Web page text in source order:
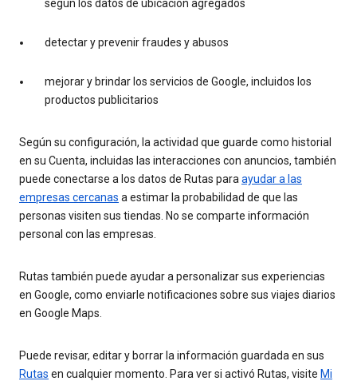
según los datos de ubicación agregados
detectar y prevenir fraudes y abusos
mejorar y brindar los servicios de Google, incluidos los
productos publicitarios
Según su configuración, la actividad que guarde como historial
en su Cuenta, incluidas las interacciones con anuncios, también
puede conectarse a los datos de Rutas paraayudar a las
empresas cercanas a estimar la probabilidad de que las
personas visiten sus tiendas. No se comparte información
personal con las empresas.
Rutas también puede ayudar a personalizar sus experiencias
en Google, como enviarle notificaciones sobre sus viajes diarios
en Google Maps.
Puede revisar, editar y borrar la información guardada en sus
Rutas en cualquier momento. Para ver si activó Rutas, visite Mi